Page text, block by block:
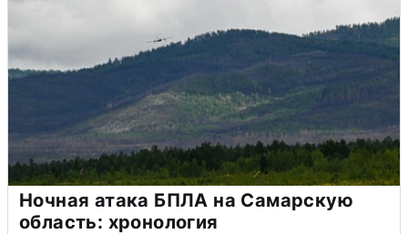
Ночная атака БПЛА на Самарскую
область: хронология